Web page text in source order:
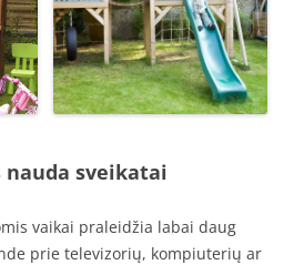
sveikatai
vaikai praleidžia labai daug
prie televizorių, kompiuterių ar